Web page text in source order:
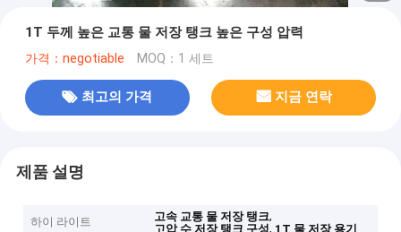
1T 두께 높은 교통 물 저장 탱크 높은 구성 압력
가격：negotiable MOQ：1 세트
최고의 가격 지금 연락
제품 설명
하이 라이트 고속 교통 물 저장 탱크,
고압 수 저장 탱크 구성, 1T 물 저장 용기